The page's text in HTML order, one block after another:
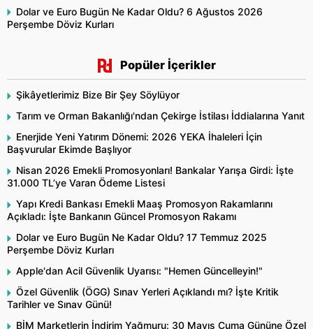
Dolar ve Euro Bugün Ne Kadar Oldu? 6 Ağustos 2026
Perşembe Döviz Kurları
Popüler İçerikler
Şikâyetlerimiz Bize Bir Şey Söylüyor
Tarım ve Orman Bakanlığı'ndan Çekirge İstilası İddialarına Yanıt
Enerjide Yeni Yatırım Dönemi: 2026 YEKA İhaleleri İçin
Başvurular Ekimde Başlıyor
Nisan 2026 Emekli Promosyonları! Bankalar Yarışa Girdi: İşte
31.000 TL’ye Varan Ödeme Listesi
Yapı Kredi Bankası Emekli Maaş Promosyon Rakamlarını
Açıkladı: İşte Bankanın Güncel Promosyon Rakamı
Dolar ve Euro Bugün Ne Kadar Oldu? 17 Temmuz 2025
Perşembe Döviz Kurları
Apple'dan Acil Güvenlik Uyarısı: "Hemen Güncelleyin!"
Özel Güvenlik (ÖGG) Sınav Yerleri Açıklandı mı? İşte Kritik
Tarihler ve Sınav Günü!
BİM Marketlerin İndirim Yağmuru: 30 Mayıs Cuma Gününe Özel